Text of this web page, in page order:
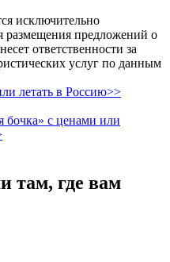
исключительно
предложений о
ответственности за
услуг по данным
летать в Россию>>
бочка» с ценами или
там, где вам